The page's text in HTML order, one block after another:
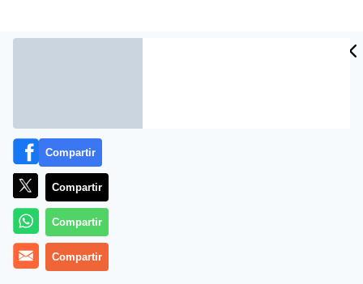
Más información
Compartir
Compartir
Compartir
Compartir